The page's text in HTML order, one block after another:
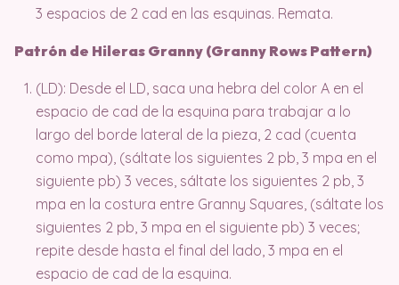
3 espacios de 2 cad en las esquinas. Remata.
Patrón de Hileras Granny (Granny Rows Pattern)
(LD): Desde el LD, saca una hebra del color A en el
espacio de cad de la esquina para trabajar a lo
largo del borde lateral de la pieza, 2 cad (cuenta
como mpa), (sáltate los siguientes 2 pb, 3 mpa en el
siguiente pb) 3 veces, sáltate los siguientes 2 pb, 3
mpa en la costura entre Granny Squares, (sáltate los
siguientes 2 pb, 3 mpa en el siguiente pb) 3 veces;
repite desde hasta el final del lado, 3 mpa en el
espacio de cad de la esquina.